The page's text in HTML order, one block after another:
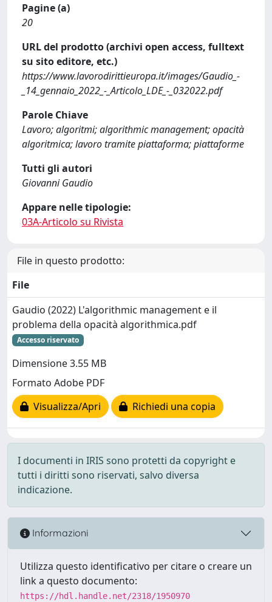
Pagine (a)
20
URL del prodotto (archivi open access, fulltext
su sito editore, etc.)
https://www.lavorodirittieuropa.it/images/Gaudio_-
_14_gennaio_2022_-_Articolo_LDE_-_032022.pdf
Parole Chiave
Lavoro; algoritmi; algorithmic management; opacità
algoritmica; lavoro tramite piattaforma; piattaforme
Tutti gli autori
Giovanni Gaudio
Appare nelle tipologie:
03A-Articolo su Rivista
File in questo prodotto:
File
Gaudio (2022) L'algorithmic management e il
problema della opacità algorithmica.pdf
Accesso riservato
Dimensione 3.55 MB
Formato Adobe PDF
Visualizza/Apri
Richiedi una copia
I documenti in IRIS sono protetti da copyright e
tutti i diritti sono riservati, salvo diversa
indicazione.
Informazioni
Utilizza questo identificativo per citare o creare un
link a questo documento:
https://hdl.handle.net/2318/1950970